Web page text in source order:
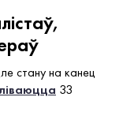
стану на канец
33